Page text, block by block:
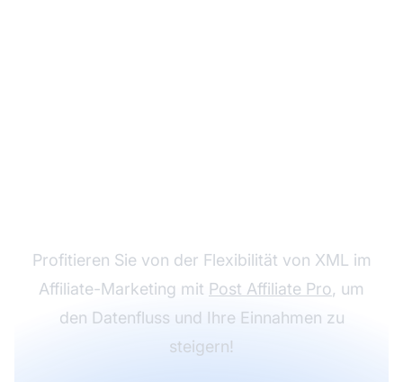
Profitieren Sie von der Flexibilität von XML im
Affiliate-Marketing mit Post Affiliate Pro, um
den Datenfluss und Ihre Einnahmen zu
steigern!